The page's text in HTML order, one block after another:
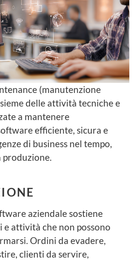
(manutenzione
delle attività tecniche e
a mantenere
efficiente, sicura e
di business nel tempo,
produzione.
aziendale sostiene
e attività che non possono
Ordini da evadere,
clienti da servire,